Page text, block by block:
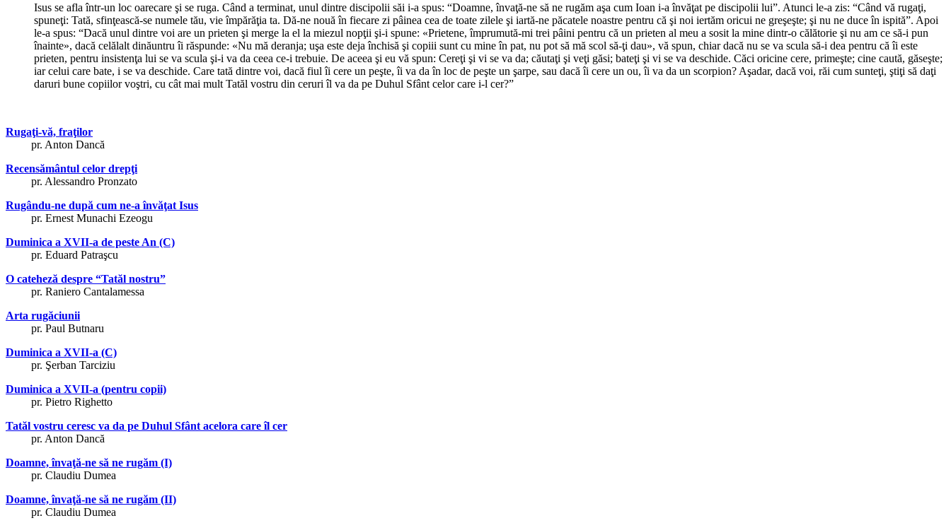
Isus se afla într-un loc oarecare şi se ruga. Când a terminat, unul dintre discipolii săi i-a spus: “Doamne, învaţă-ne să ne rugăm aşa cum Ioan i-a învăţat pe discipolii lui”. Atunci le-a zis: “Când vă rugaţi,
spuneţi: Tată, sfinţească-se numele tău, vie împărăţia ta. Dă-ne nouă în fiecare zi pâinea cea de toate zilele şi iartă-ne păcatele noastre pentru că şi noi iertăm oricui ne greşeşte; şi nu ne duce în ispită”. Apoi
le-a spus: “Dacă unul dintre voi are un prieten şi merge la el la miezul nopţii şi-i spune: «Prietene, împrumută-mi trei pâini pentru că un prieten al meu a sosit la mine dintr-o călătorie şi nu am ce să-i pun
înainte», dacă celălalt dinăuntru îi răspunde: «Nu mă deranja; uşa este deja închisă şi copiii sunt cu mine în pat, nu pot să mă scol să-ţi dau», vă spun, chiar dacă nu se va scula să-i dea pentru că îi este
prieten, pentru insistenţa lui se va scula şi-i va da ceea ce-i trebuie. De aceea şi eu vă spun: Cereţi şi vi se va da; căutaţi şi veţi găsi; bateţi şi vi se va deschide. Căci oricine cere, primeşte; cine caută, găseşte;
iar celui care bate, i se va deschide. Care tată dintre voi, dacă fiul îi cere un peşte, îi va da în loc de peşte un şarpe, sau dacă îi cere un ou, îi va da un scorpion? Aşadar, dacă voi, răi cum sunteţi, ştiţi să daţi
daruri bune copiilor voştri, cu cât mai mult Tatăl vostru din ceruri îl va da pe Duhul Sfânt celor care i-l cer?”
Rugaţi-vă, fraţilor
pr. Anton Dancă
Recensământul celor drepţi
pr. Alessandro Pronzato
Rugându-ne după cum ne-a învăţat Isus
pr. Ernest Munachi Ezeogu
Duminica a XVII-a de peste An (C)
pr. Eduard Patraşcu
O cateheză despre “Tatăl nostru”
pr. Raniero Cantalamessa
Arta rugăciunii
pr. Paul Butnaru
Duminica a XVII-a (C)
pr. Şerban Tarciziu
Duminica a XVII-a (pentru copii)
pr. Pietro Righetto
Tatăl vostru ceresc va da pe Duhul Sfânt acelora care îl cer
pr. Anton Dancă
Doamne, învaţă-ne să ne rugăm (I)
pr. Claudiu Dumea
Doamne, învaţă-ne să ne rugăm (II)
pr. Claudiu Dumea